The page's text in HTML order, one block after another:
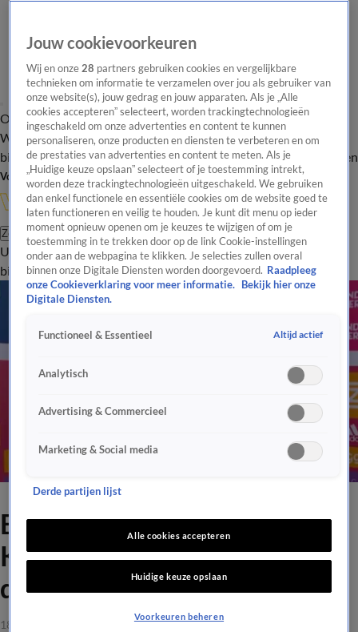
Overzicht Onze programma's Uitzendingen Onze gezichten
In de
WandelgangenInterviewsUitzending
bijwonenPodcastShopVeelgestelde vragenKijkersvraag insturen
Volg Vandaag Inside
Zoeken
UitzendingenVandaag InsideDe OranjezomerShopUitzending
bijwonen
Berghuis oneens met Hans
Kraay jr.: 'Dat is een beeld
dat ontstaat'
18 sep 2021, 23:20
Jouw cookievoorkeuren
Wij en onze28 partners gebruiken cookies en vergelijkbare
technieken om informatie te verzamelen over jou als gebruiker van
onze website(s), jouw gedrag en jouw apparaten. Als je „Alle
cookies accepteren” selecteert, worden trackingtechnologieën
ingeschakeld om onze advertenties en content te kunnen
personaliseren, onze producten en diensten te verbeteren en om
de prestaties van advertenties en content te meten. Als je
„Huidige keuze opslaan” selecteert of je toestemming intrekt,
worden deze trackingtechnologieën uitgeschakeld. We gebruiken
dan enkel functionele en essentiële cookies om de website goed te
laten functioneren en veilig te houden. Je kunt dit menu op ieder
moment opnieuw openen om je keuzes te wijzigen of om je
toestemming in te trekken door op de link Cookie-instellingen
onder aan de webpagina te klikken. Je selecties zullen overal
binnen onze Digitale Diensten worden doorgevoerd. Raadpleeg
onze Cookieverklaring voor meer informatie.
Bekijk hier onze
Digitale Diensten.
Functioneel & Essentieel Altijd actief
Analytisch
Advertising & Commercieel
Marketing & Social media
Derde partijen lijst
Alle cookies accepteren
Huidige keuze opslaan
Voorkeuren beheren